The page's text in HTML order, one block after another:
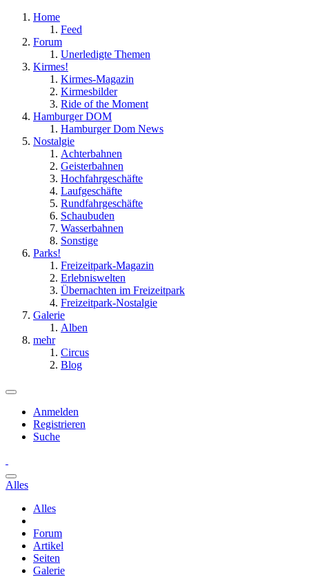
Home
Feed
Forum
Unerledigte Themen
Kirmes!
Kirmes-Magazin
Kirmesbilder
Ride of the Moment
Hamburger DOM
Hamburger Dom News
Nostalgie
Achterbahnen
Geisterbahnen
Hochfahrgeschäfte
Laufgeschäfte
Rundfahrgeschäfte
Schaubuden
Wasserbahnen
Sonstige
Parks!
Freizeitpark-Magazin
Erlebniswelten
Übernachten im Freizeitpark
Freizeitpark-Nostalgie
Galerie
Alben
mehr
Circus
Blog
Anmelden
Registrieren
Suche
Alles
Alles
Forum
Artikel
Seiten
Galerie